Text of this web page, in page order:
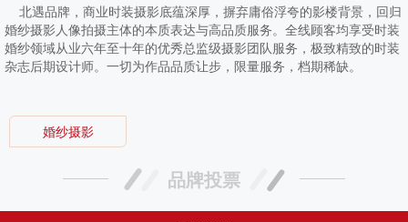
北遇品牌，商业时装摄影底蕴深厚，摒弃庸俗浮夸的影楼背景，回归
婚纱摄影人像拍摄主体的本质表达与高品质服务。全线顾客均享受时装
婚纱领域从业六年至十年的优秀总监级摄影团队服务，极致精致的时装
杂志后期设计师。一切为作品品质让步，限量服务，档期稀缺。
婚纱摄影
品牌投票